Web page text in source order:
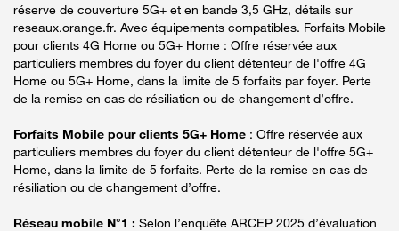
réserve de couverture 5G+ et en bande 3,5 GHz, détails sur
reseaux.orange.fr. Avec équipements compatibles. Forfaits Mobile
pour clients 4G Home ou 5G+ Home : Offre réservée aux
particuliers membres du foyer du client détenteur de l'offre 4G
Home ou 5G+ Home, dans la limite de 5 forfaits par foyer. Perte
de la remise en cas de résiliation ou de changement d’offre.
Forfaits Mobile pour clients 5G+ Home : Offre réservée aux
particuliers membres du foyer du client détenteur de l'offre 5G+
Home, dans la limite de 5 forfaits. Perte de la remise en cas de
résiliation ou de changement d’offre.
Réseau mobile N°1 : Selon l’enquête ARCEP 2025 d’évaluation